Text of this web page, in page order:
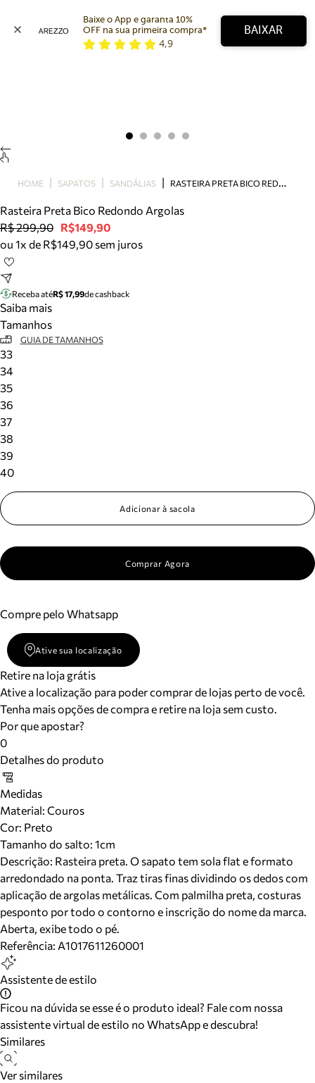
Bolsa
Tamanco
Tênis
Mule
Tire dúvidas sobre pedidos, devoluções e mais.
Meus pedidos
Acompanhe seus pedidos e solicite devoluções.
Baixe o App e garanta 10%
OFF na sua primeira compra*
4,9
BAIXAR
HOME SAPATOS SANDÁLIAS R
ASTEIRA PRETA BICO REDONDO ARGOLAS
Rasteira Preta Bico Redondo Argolas
R$ 299,90 R$149,90
ou 1x de R$149,90 sem juros
Receba atéR$ 17,99de cashback
Saiba mais
Tamanhos
GUIA DE TAMANHOS
33
34
35
36
37
38
39
40
Adicionar à sacola
Comprar Agora
Compre pelo Whatsapp
Ative sua localização
Retire na loja grátis
Ative a localização para poder comprar de lojas perto de você.
Tenha mais opções de compra e retire na loja sem custo.
Por que apostar?
0
Detalhes do produto
Medidas
Material: Couros
Cor: Preto
Tamanho do salto: 1cm
Descrição: Rasteira preta. O sapato tem sola flat e formato
arredondado na ponta. Traz tiras finas dividindo os dedos com
aplicação de argolas metálicas. Com palmilha preta, costuras
pesponto por todo o contorno e inscrição do nome da marca.
Aberta, exibe todo o pé.
Referência: A1017611260001
Assistente de estilo
Ficou na dúvida se esse é o produto ideal? Fale com nossa
assistente virtual de estilo no WhatsApp e descubra!
Similares
Ver similares